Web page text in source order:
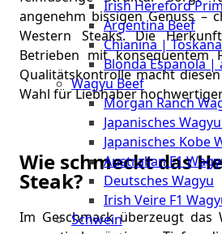
Stuttgart
Irish Hereford
Argentina Beef
Chianina | Toskana
Blonda Espanola |
Wagyu Beef
Morgan Ranch
Japanisches
Japanisches Kobe
Australian F1
Deutsches Wagyu
Irish Veire F1
Schwein
angenehm bissigen Genuss –
Western Steaks. Die
Betrieben mit konsequentem
Qualitätskontrolle macht
Wahl für Liebhaber
Wie schmeckt das
Steak?
Im Geschmack überzeugt das